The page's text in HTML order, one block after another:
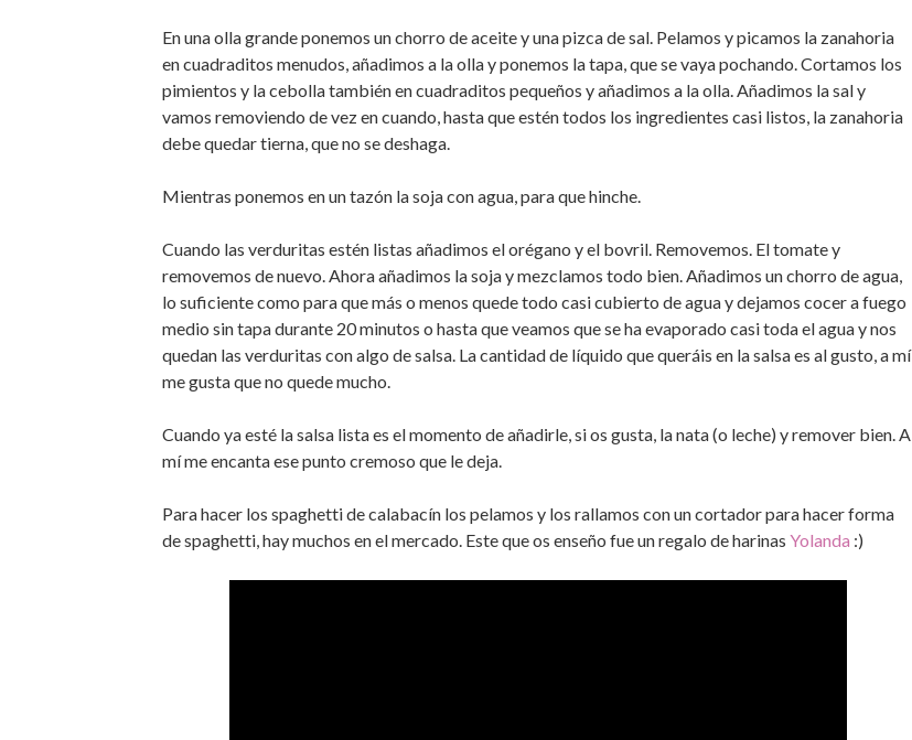
En una olla grande ponemos un chorro de aceite y una pizca de sal. Pelamos y picamos la zanahoria
en cuadraditos menudos, añadimos a la olla y ponemos la tapa, que se vaya pochando. Cortamos los
pimientos y la cebolla también en cuadraditos pequeños y añadimos a la olla. Añadimos la sal y
vamos removiendo de vez en cuando, hasta que estén todos los ingredientes casi listos, la zanahoria
debe quedar tierna, que no se deshaga.
Mientras ponemos en un tazón la soja con agua, para que hinche.
Cuando las verduritas estén listas añadimos el orégano y el bovril. Removemos. El tomate y
removemos de nuevo. Ahora añadimos la soja y mezclamos todo bien. Añadimos un chorro de agua,
lo suficiente como para que más o menos quede todo casi cubierto de agua y dejamos cocer a fuego
medio sin tapa durante 20 minutos o hasta que veamos que se ha evaporado casi toda el agua y nos
quedan las verduritas con algo de salsa. La cantidad de líquido que queráis en la salsa es al gusto, a mí
me gusta que no quede mucho.
Cuando ya esté la salsa lista es el momento de añadirle, si os gusta, la nata (o leche) y remover bien. A
mí me encanta ese punto cremoso que le deja.
Para hacer los spaghetti de calabacín los pelamos y los rallamos con un cortador para hacer forma
de spaghetti, hay muchos en el mercado. Este que os enseño fue un regalo de harinas Yolanda :)